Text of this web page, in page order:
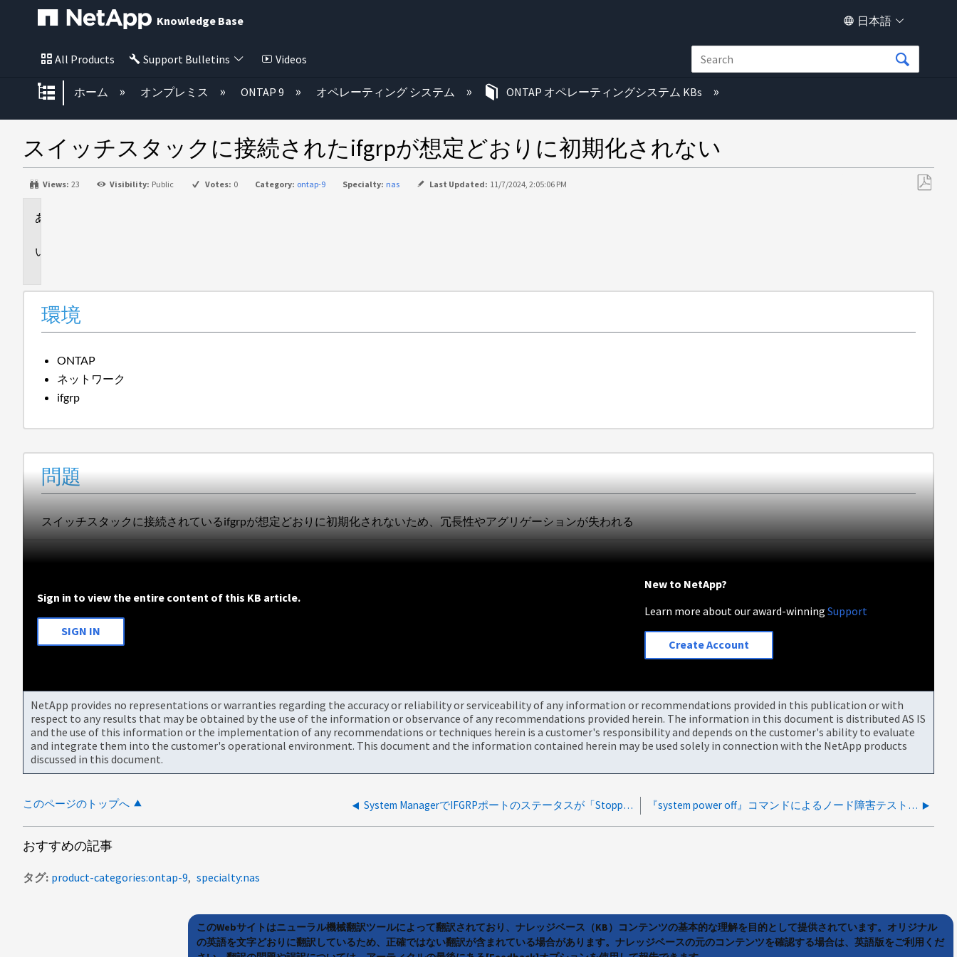
Knowledge Base 日本語
All Products Support Bulletins Videos
グローバル階層を展開/折りたたむ
ホーム オンプレミス ONTAP 9 オペレーティング システム ONTAP オペレーティングシステム KBs
スイッチスタックに接続されたifgrpが想定どおりに初期化されない
Views: 23 Visibility: Public Votes: 0 Category: ontap-9 Specialty: nas Last Updated: 11/7/2024, 2:05:06 PM
環境
ONTAP
ネットワーク
ifgrp
問題
スイッチスタックに接続されているifgrpが想定どおりに初期化されないため、冗長性やアグリゲーションが失われる
Sign in to view the entire content of this KB article.
SIGN IN
New to NetApp?
Learn more about our award-winningSupport
Create Account
NetApp provides no representations or warranties regarding the accuracy or reliability or serviceability of any information or recommendations provided in this publication or with
respect to any results that may be obtained by the use of the information or observance of any recommendations provided herein. The information in this document is distributed AS IS
and the use of this information or the implementation of any recommendations or techniques herein is a customer's responsibility and depends on the customer's ability to evaluate
and integrate them into the customer's operational environment. This document and the information contained herein may be used solely in connection with the NetApp products
discussed in this document.
このページのトップへ System ManagerでIFGRPポートのステータスが「Stopped」と表示される 『system power off』コマンドによるノード障害テスト中のIOリカバリ遅延
おすすめの記事
タグ product-categories:ontap-9 specialty:nas
このWebサイトはニューラル機械翻訳ツールによって翻訳されており、ナレッジベース（KB）コンテンツの基本的な理解を目的として提供されています。オリジナル
の英語を文字どおりに翻訳しているため、正確ではない翻訳が含まれている場合があります。ナレッジベースの元のコンテンツを確認する場合は、英語版をご利用くだ